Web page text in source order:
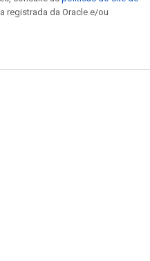
registrada da Oracle e/ou